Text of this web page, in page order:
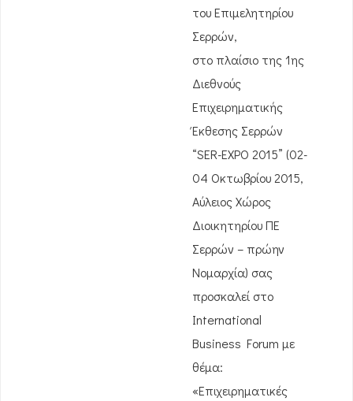
του Επιμελητηρίου
Σερρών,
στο πλαίσιο της 1ης
Διεθνούς
Επιχειρηματικής
Έκθεσης Σερρών
“SER-EXPO 2015” (02-
04 Οκτωβρίου 2015,
Αύλειος Χώρος
Διοικητηρίου ΠΕ
Σερρών – πρώην
Νομαρχία) σας
προσκαλεί στο
International
Business Forum με
θέμα:
«Επιχειρηματικές